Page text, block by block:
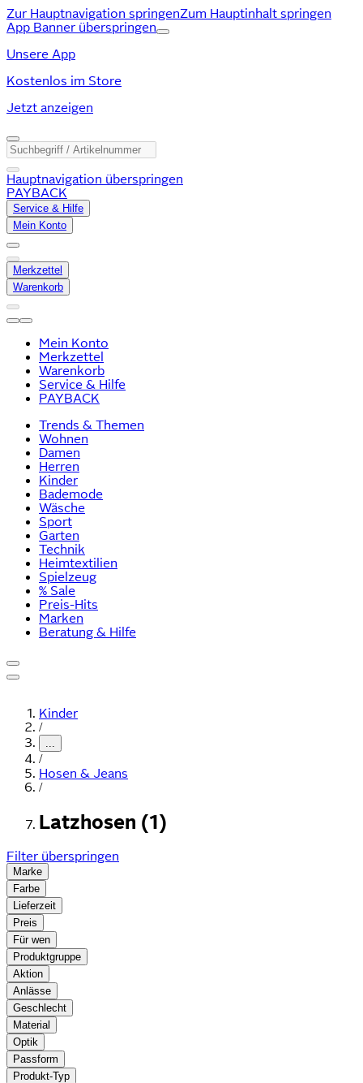
Zur Hauptnavigation springenZum Hauptinhalt springen
App Banner überspringen
Unsere App
Kostenlos im Store
Jetzt anzeigen
Hauptnavigation überspringen
PAYBACK
Service & Hilfe
Mein Konto
Merkzettel
Warenkorb
Mein Konto
Merkzettel
Warenkorb
Service & Hilfe
PAYBACK
Trends & Themen
Wohnen
Damen
Herren
Kinder
Bademode
Wäsche
Sport
Garten
Technik
Heimtextilien
Spielzeug
% Sale
Preis-Hits
Marken
Beratung & Hilfe
Kinder
/
...
/
Hosen & Jeans
/
Latzhosen (1)
Filter überspringen
Marke
Farbe
Lieferzeit
Preis
Für wen
Produktgruppe
Aktion
Anlässe
Geschlecht
Material
Optik
Passform
Produkt-Typ